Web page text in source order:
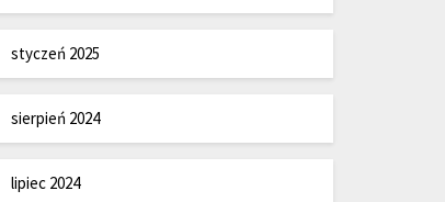
styczeń 2025
sierpień 2024
lipiec 2024